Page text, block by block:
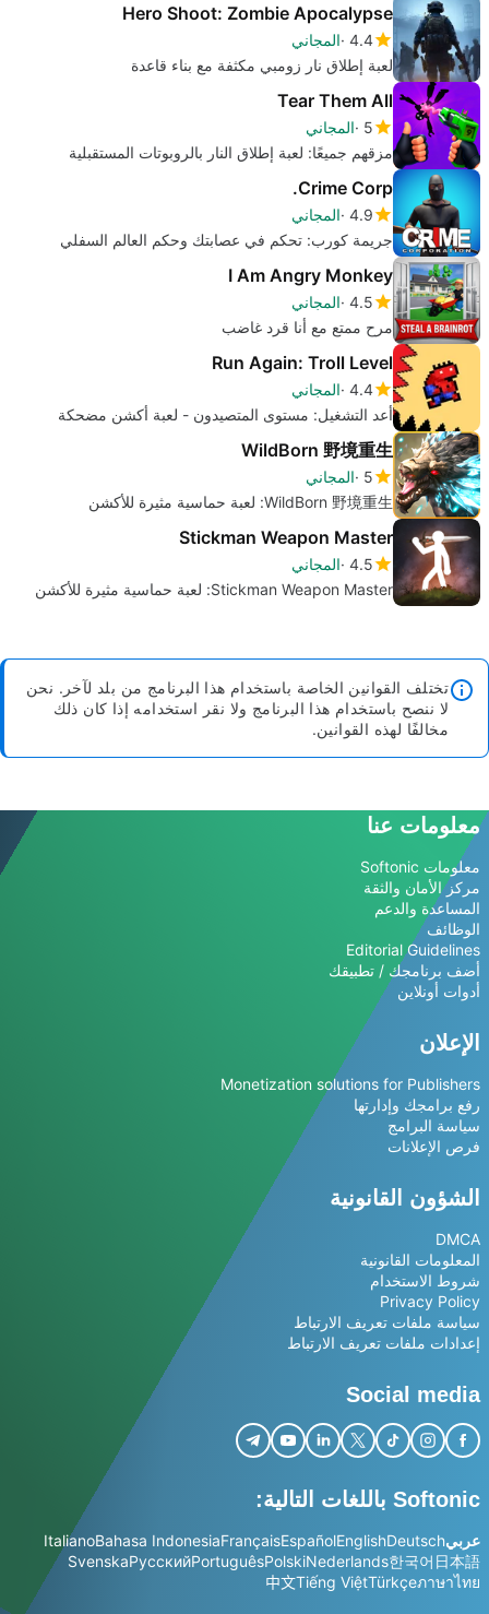
Hero Shoot: Zombie Apocalypse
4.4 المجاني
لعبة إطلاق نار زومبي مكثفة مع بناء قاعدة
Tear Them All
5 المجاني
مزقهم جميعًا: لعبة إطلاق النار بالروبوتات المستقبلية
Crime Corp.
4.9 المجاني
جريمة كورب: تحكم في عصابتك وحكم العالم السفلي
I Am Angry Monkey
4.5 المجاني
مرح ممتع مع أنا قرد غاضب
Run Again: Troll Level
4.4 المجاني
أعد التشغيل: مستوى المتصيدون - لعبة أكشن مضحكة
WildBorn 野境重生
5 المجاني
WildBorn 野境重生: لعبة حماسية مثيرة للأكشن
Stickman Weapon Master
4.5 المجاني
Stickman Weapon Master: لعبة حماسية مثيرة للأكشن
تختلف القوانين الخاصة باستخدام هذا البرنامج من بلد لآخر. نحن
لا ننصح باستخدام هذا البرنامج ولا نقر استخدامه إذا كان ذلك
مخالفًا لهذه القوانين.
معلومات عنا
معلومات Softonic
مركز الأمان والثقة
المساعدة والدعم
الوظائف
Editorial Guidelines
أضف برنامجك / تطبيقك
أدوات أونلاين
الإعلان
Monetization solutions for Publishers
رفع برامجك وإدارتها
سياسة البرامج
فرص الإعلانات
الشؤون القانونية
DMCA
المعلومات القانونية
شروط الاستخدام
Privacy Policy
سياسة ملفات تعريف الارتباط
إعدادات ملفات تعريف الارتباط
Social media
Softonic باللغات التالية:
عربيDeutsch
English
Español
Français
Bahasa Indonesia
Italiano
日本語
한국어
Nederlands
Polski
Português
Русский
Svenska
ภาษาไทย
Türkçe
Tiếng Việt
中文